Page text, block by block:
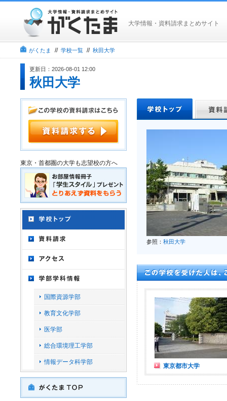
大学情報・資料請求まとめサイト
がくたま // 学校一覧 // 秋田大学
更新日：2026-08-01 12:00
秋田大学
参照： 秋田大学
東京都市大学
東京・首都圏の大学も志望校の方へ
国際資源学部
教育文化学部
医学部
総合環境理工学部
情報データ科学部